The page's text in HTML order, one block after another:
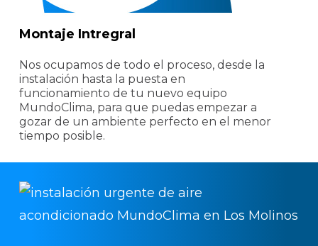
Montaje Intregral
Nos ocupamos de todo el proceso, desde la
instalación hasta la puesta en
funcionamiento de tu nuevo equipo
MundoClima, para que puedas empezar a
gozar de un ambiente perfecto en el menor
tiempo posible.